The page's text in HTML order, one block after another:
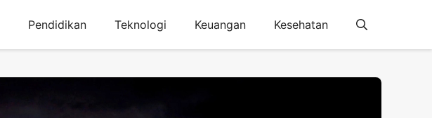
Pendidikan Teknologi Keuangan Kesehatan